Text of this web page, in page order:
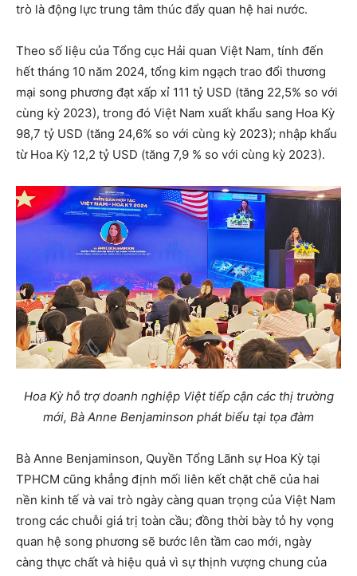
trò là động lực trung tâm thúc đẩy quan hệ hai nước.
Theo số liệu của Tổng cục Hải quan Việt Nam, tính đến
hết tháng 10 năm 2024, tổng kim ngạch trao đổi thương
mại song phương đạt xấp xỉ 111 tỷ USD (tăng 22,5% so với
cùng kỳ 2023), trong đó Việt Nam xuất khẩu sang Hoa Kỳ
98,7 tỷ USD (tăng 24,6% so với cùng kỳ 2023); nhập khẩu
từ Hoa Kỳ 12,2 tỷ USD (tăng 7,9 % so với cùng kỳ 2023).
Hoa Kỳ hỗ trợ doanh nghiệp Việt tiếp cận các thị trường
mới, Bà Anne Benjaminson phát biểu tại tọa đàm
Bà Anne Benjaminson, Quyền Tổng Lãnh sự Hoa Kỳ tại
TPHCM cũng khẳng định mối liên kết chặt chẽ của hai
nền kinh tế và vai trò ngày càng quan trọng của Việt Nam
trong các chuỗi giá trị toàn cầu; đồng thời bày tỏ hy vọng
quan hệ song phương sẽ bước lên tầm cao mới, ngày
càng thực chất và hiệu quả vì sự thịnh vượng chung của